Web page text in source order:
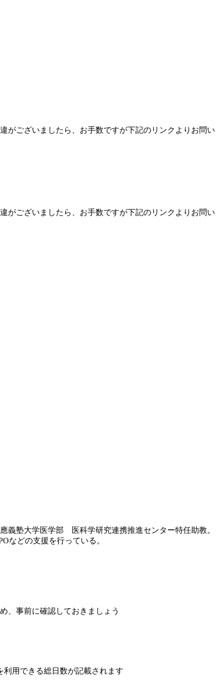
がございましたら、お手数ですが下記のリンクよりお問い
がございましたら、お手数ですが下記のリンクよりお問い
義塾大学医学部 医科学研究連携推進センター特任助教。
などの支援を行っている。
、事前に確認しておきましょう
用できる総日数が記載されます